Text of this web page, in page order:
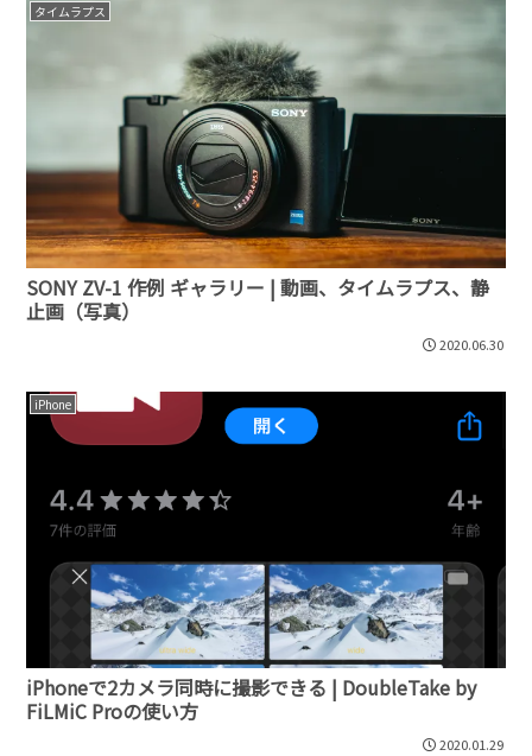
タイムラプス
SONY ZV-1 作例 ギャラリー | 動画、タイムラプス、静
止画（写真）
2020.06.30
iPhone
iPhoneで2カメラ同時に撮影できる | DoubleTake by
FiLMiC Proの使い方
2020.01.29